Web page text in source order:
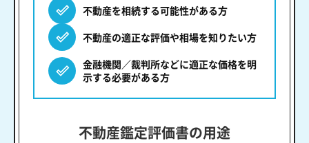
不動産を相続する可能性がある方
不動産の適正な評価や相場を知りたい方
金融機関／裁判所などに適正な価格を明
示する必要がある方
不動産鑑定評価書の用途